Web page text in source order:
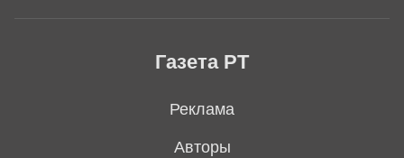
Газета РТ
Реклама
Авторы